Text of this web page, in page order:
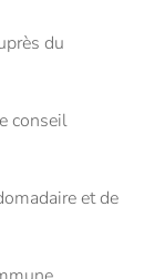
du
conseil
et de